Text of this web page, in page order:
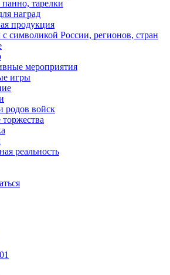
тарелки
наград
продукция
символикой России, регионов, стран
мероприятия
игры
родов войск
реальность